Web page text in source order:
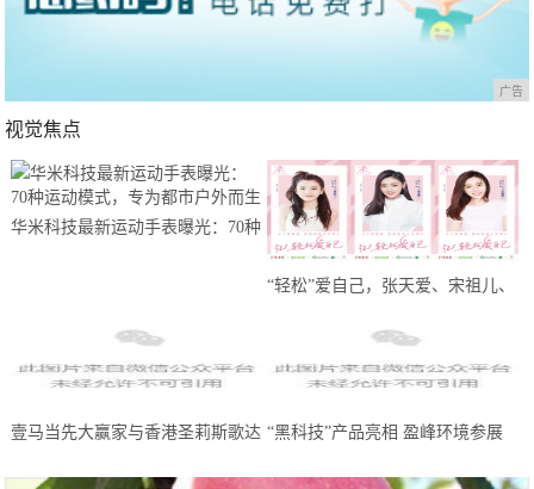
广告
视觉焦点
华米科技最新运动手表曝光：70种
“轻松”爱自己，张天爱、宋祖儿、
壹马当先大赢家与香港圣莉斯歌达 “黑科技”产品亮相 盈峰环境参展